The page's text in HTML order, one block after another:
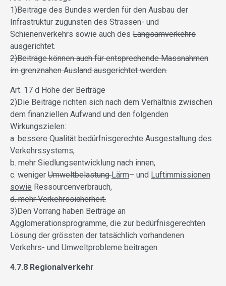
1)Beiträge des Bundes werden für den Ausbau der
Infrastruktur zugunsten des Strassen- und
Schienenverkehrs sowie auch des Langsamverkehrs
ausgerichtet.
2)Beiträge können auch für entsprechende Massnahmen
im grenznahen Ausland ausgerichtet werden.
Art. 17 d Höhe der Beiträge
2)Die Beiträge richten sich nach dem Verhältnis zwischen
dem finanziellen Aufwand und den folgenden
Wirkungszielen:
a. bessere Qualität bedürfnisgerechte Ausgestaltung des
Verkehrssystems,
b. mehr Siedlungsentwicklung nach innen,
c. weniger UmweltbelastungLärm– und Luftimmissionen
sowie Ressourcenverbrauch,
d. mehr Verkehrssicherheit.
3)Den Vorrang haben Beiträge an
Agglomerationsprogramme, die zur bedürfnisgerechten
Lösung der grössten der tatsächlich vorhandenen
Verkehrs- und Umweltprobleme beitragen.
4.7.8 Regionalverkehr